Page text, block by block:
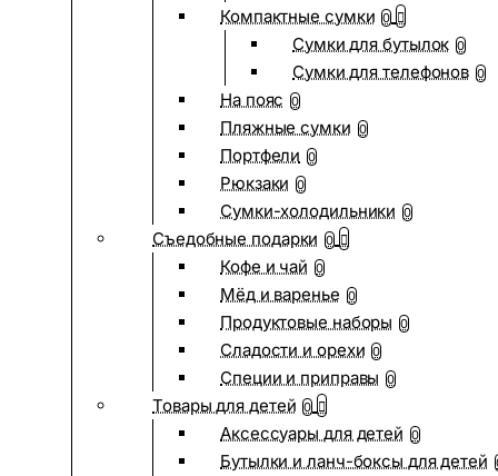
Компактные сумки 0
Сумки для бутылок 0
Сумки для телефонов 0
На пояс 0
Пляжные сумки 0
Портфели 0
Рюкзаки 0
Сумки-холодильники 0
Съедобные подарки 0
Кофе и чай 0
Мёд и варенье 0
Продуктовые наборы 0
Сладости и орехи 0
Специи и приправы 0
Товары для детей 0
Аксессуары для детей 0
Бутылки и ланч-боксы для детей